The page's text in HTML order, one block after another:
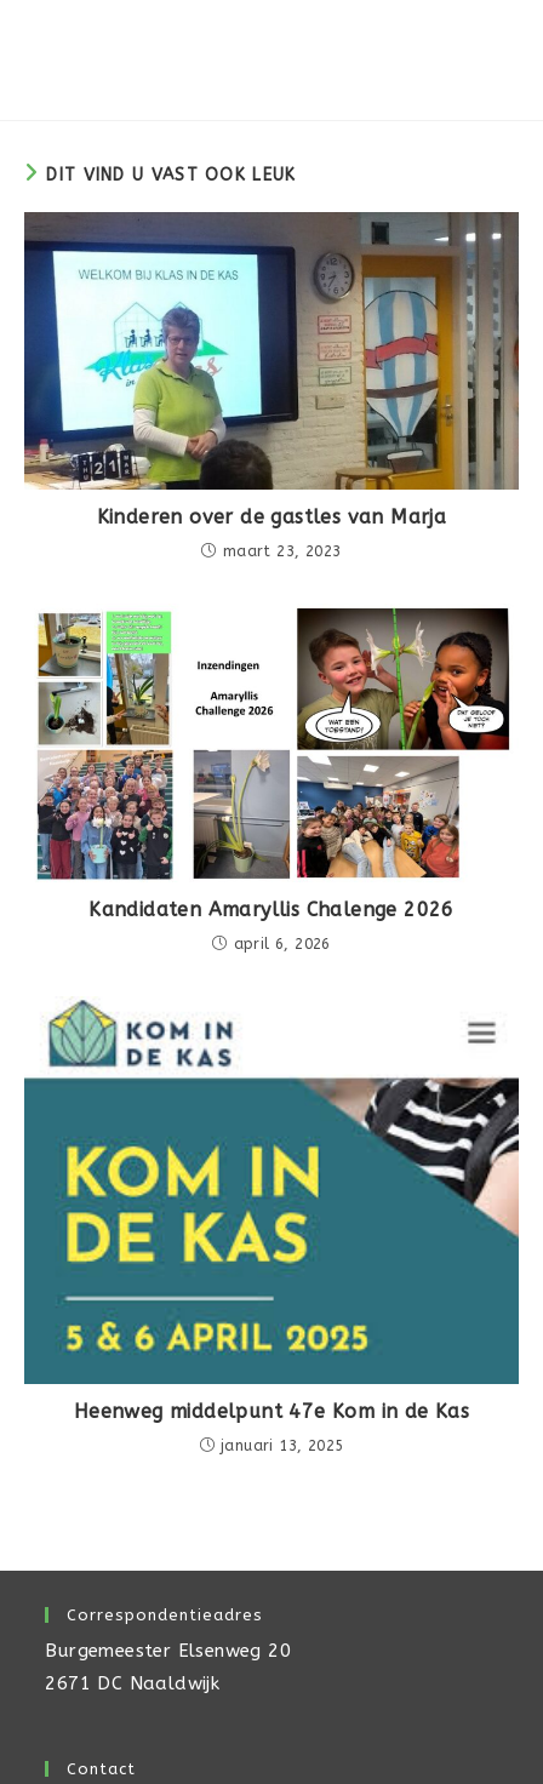
DIT VIND U VAST OOK LEUK
Kinderen over de gastles van Marja
maart 23, 2023
Kandidaten Amaryllis Chalenge 2026
april 6, 2026
Heenweg middelpunt 47e Kom in de Kas
januari 13, 2025
Correspondentieadres
Burgemeester Elsenweg 20
2671 DC Naaldwijk
Contact